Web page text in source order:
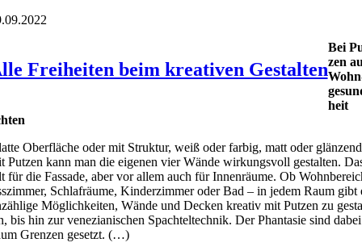
Freiheiten beim kreativen Gestalten
Bei
zen
heit
Ober­flä­che oder mit Struk­tur, weiß oder far­big, matt oder
Put­zen kann man die eige­nen vier Wän­de wir­kungs­voll gestal­ten.
für die Fas­sa­de, aber vor allem auch für Innen­räu­me. Ob
Schlaf­räu­me, Kin­der­zim­mer oder Bad – in jedem Raum gibt
Mög­lich­kei­ten, Wän­de und Decken krea­tiv mit Put­zen zu
bis hin zur vene­zia­ni­schen Spach­tel­tech­nik. Der Phan­ta­sie sind dabei
Gren­zen gesetzt. (…)